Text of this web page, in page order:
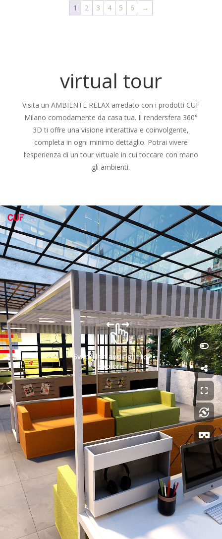
1 2 3 4 5 6 →
virtual tour
Visita un AMBIENTE RELAX arredato con i prodotti CUF
Milano comodamente da casa tua. Il rendersfera 360°
3D ti offre una visione interattiva e coinvolgente,
completa in ogni minimo dettaglio. Potrai vivere
l’esperienza di un tour virtuale in cui toccare con mano
gli ambienti.